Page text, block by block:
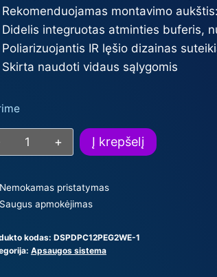
Rekomenduojamas montavimo
Didelis integruotas atminties buferis,
Poliarizuojantis IR lęšio dizainas
Skirta naudoti vidaus sąlygomis
produkto
kiekis:
belaidis
judesio
su
Į krepšelį
Nemokamas pristatymas
Saugus apmokėjimas
kodas: DSPDPC12PEG2WE-1
Apsaugos sistema